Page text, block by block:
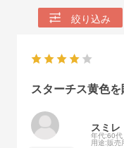
絞り込み
スターチス黄色
スミレ
年代:60代
用途:販売